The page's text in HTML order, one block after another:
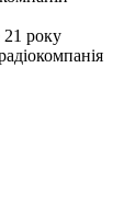
21 року